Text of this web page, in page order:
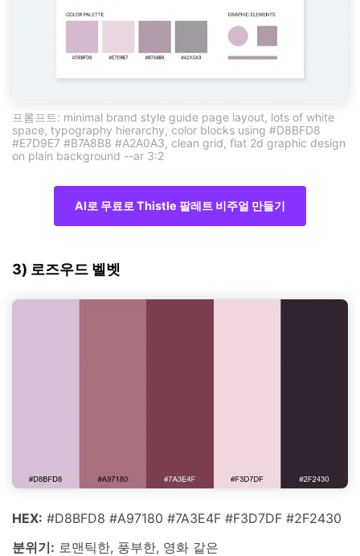
프롬프트: minimal brand style guide page layout, lots of white
space, typography hierarchy, color blocks using #D8BFD8
#E7D9E7 #B7A8B8 #A2A0A3, clean grid, flat 2d graphic design
on plain background --ar 3:2
AI로 무료로 Thistle 팔레트 비주얼 만들기
3) 로즈우드 벨벳
HEX: #D8BFD8 #A97180 #7A3E4F #F3D7DF #2F2430
분위기: 로맨틱한, 풍부한, 영화 같은